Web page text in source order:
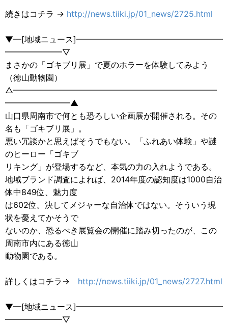
続きはコチラ → http://news.tiiki.jp/01_news/2725.html
▼━[地域ニュース]━━━━━━━━━━━━━━━━━━
━━━━━━━▽
まさかの「ゴキブリ展」で夏のホラーを体験してみよう
（徳山動物園）
△━━━━━━━━━━━━━━━━━━━━━━━━━
━━━━━━━━▲
山口県周南市で何とも恐ろしい企画展が開催される。その
名も「ゴキブリ展」。
悪い冗談かと思えばそうでもない。「ふれあい体験」や謎
のヒーロー「ゴキブ
リキング」が登場するなど、本気の力の入れようである。
地域ブランド調査によれば、2014年度の認知度は1000自治
体中849位、魅力度
は602位。決してメジャーな自治体ではない。そういう現
状を憂えてかそうで
ないのか、恐るべき展覧会の開催に踏み切ったのが、この
周南市内にある徳山
動物園である。
詳しくはコチラ→ http://news.tiiki.jp/01_news/2727.html
▼━[地域ニュース]━━━━━━━━━━━━━━━━━━
━━━━━━━▽